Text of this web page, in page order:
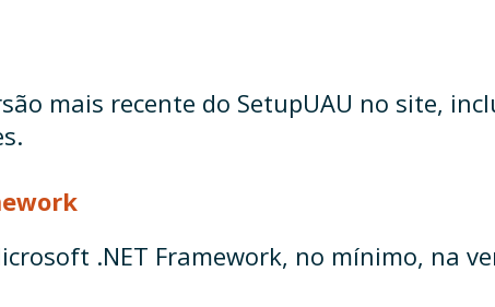
mais recente do SetupUAU no site,
.NET Framework, no mínimo, na